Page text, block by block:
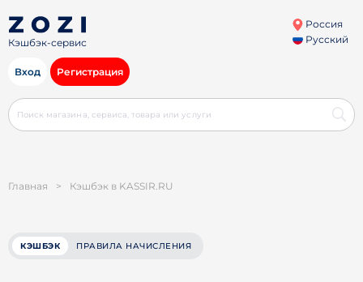
Кэшбэк-сервис
Россия
Русский
Вход Регистрация
Главная > Кэшбэк в KASSIR.RU
КЭШБЭК ПРАВИЛА НАЧИСЛЕНИЯ